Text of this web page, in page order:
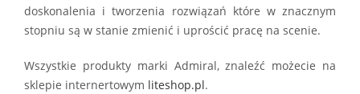
doskonalenia i tworzenia rozwiązań które w znacznym
stopniu są w stanie zmienić i uprościć pracę na scenie.
Wszystkie produkty marki Admiral, znaleźć możecie na
sklepie internertowym liteshop.pl.